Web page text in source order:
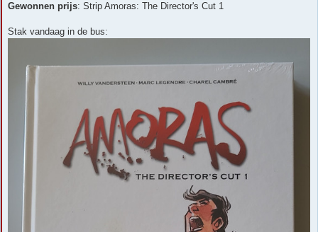
Gewonnen prijs: Strip Amoras: The Director's Cut 1
Stak vandaag in de bus: